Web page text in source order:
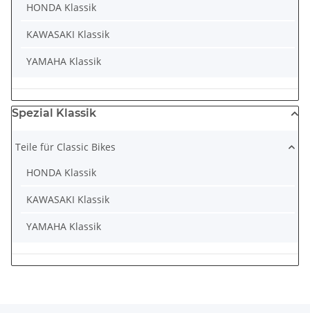
HONDA Klassik
KAWASAKI Klassik
YAMAHA Klassik
Spezial Klassik
Teile für Classic Bikes
HONDA Klassik
KAWASAKI Klassik
YAMAHA Klassik